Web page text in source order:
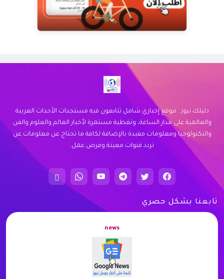
زيارة الموقع
دليلك نيوز : موقع إخباري شامل تتابعون فيه مستجدات الأحداث العربية
والعالمية على مدار الساعة، وتغطية مستمرة لأخبار العالم والعلوم والفن
والتكنولوجيا ومعلومات مفيدة بالإضافة لكافة ما تحتاج عن معلومات عن
تردد قنوات معينة وفرص عمل.
تابعنا بشكل حصري
news